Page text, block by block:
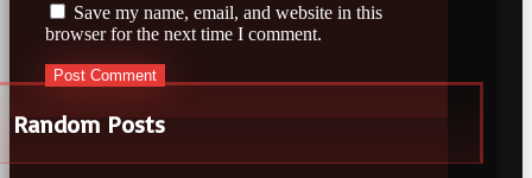
Save my name, email, and website in this
browser for the next time I comment.
Random Posts